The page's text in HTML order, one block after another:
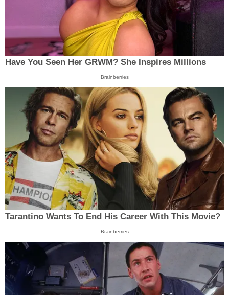
Have You Seen Her GRWM? She Inspires Millions
Brainberries
Tarantino Wants To End His Career With This Movie?
Brainberries